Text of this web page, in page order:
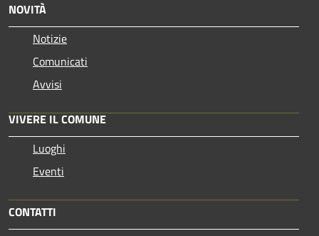
NOVITÀ
Notizie
Comunicati
Avvisi
VIVERE IL COMUNE
Luoghi
Eventi
CONTATTI